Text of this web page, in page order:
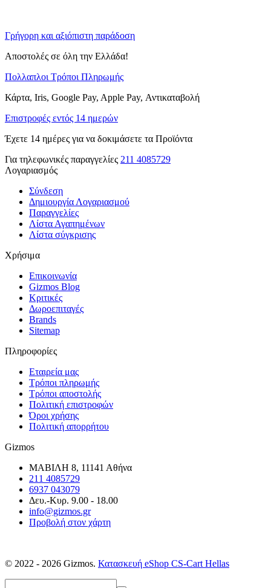
Γρήγορη και αξιόπιστη παράδοση
Αποστολές σε όλη την Ελλάδα!
Πολλαπλοι Τρόποι Πληρωμής
Κάρτα, Iris, Google Pay, Apple Pay, Αντικαταβολή
Επιστροφές εντός 14 ημερών
Έχετε 14 ημέρες για να δοκιμάσετε τα Προϊόντα
Για τηλεφωνικές παραγγελίες 211 4085729
Λογαριασμός
Σύνδεση
Δημιουργία Λογαριασμού
Παραγγελίες
Λίστα Αγαπημένων
Λίστα σύγκρισης
Χρήσιμα
Επικοινωνία
Gizmos Blog
Κριτικές
Δωροεπιταγές
Brands
Sitemap
Πληροφορίες
Εταιρεία μας
Τρόποι πληρωμής
Τρόποι αποστολής
Πολιτική επιστροφών
Όροι χρήσης
Πολιτική απορρήτου
Gizmos
ΜΑΒΙΛΗ 8, 11141 Αθήνα
211 4085729
6937 043079
Δευ.-Κυρ. 9.00 - 18.00
info@gizmos.gr
Προβολή στον χάρτη
© 2022 - 2026 Gizmos. Κατασκευή eShop CS-Cart Hellas